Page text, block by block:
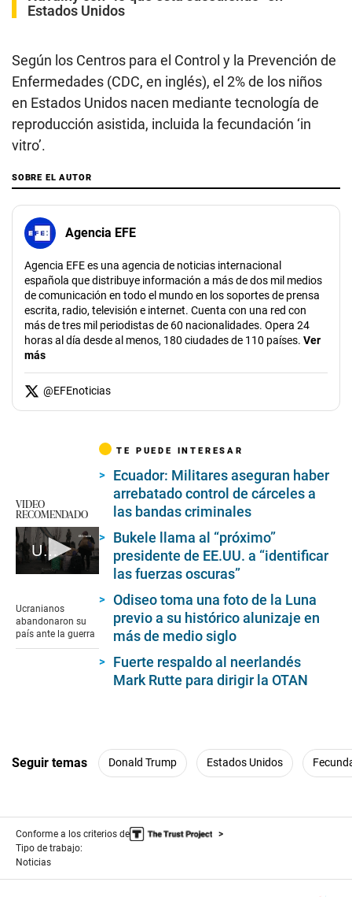
Estados Unidos
Según los Centros para el Control y la Prevención de
Enfermedades (CDC, en inglés), el 2% de los niños
en Estados Unidos nacen mediante tecnología de
reproducción asistida, incluida la fecundación ‘in
vitro’.
SOBRE EL AUTOR
Agencia EFE
Agencia EFE es una agencia de noticias internacional
española que distribuye información a más de dos mil medios
de comunicación en todo el mundo en los soportes de prensa
escrita, radio, televisión e internet. Cuenta con una red con
más de tres mil periodistas de 60 nacionalidades. Opera 24
horas al día desde al menos, 180 ciudades de 110 países. Ver
más
@EFEnoticias
VIDEO
RECOMENDADO
Ucranianos abandonaron su país ante la guerra
of
1
minute,
22
Ucranianos
abandonaron su
país ante la guerra
TE PUEDE INTERESAR
Ecuador: Militares aseguran haber
arrebatado control de cárceles a
las bandas criminales
Bukele llama al “próximo”
presidente de EE.UU. a “identificar
las fuerzas oscuras”
Odiseo toma una foto de la Luna
previo a su histórico alunizaje en
más de medio siglo
Fuerte respaldo al neerlandés
Mark Rutte para dirigir la OTAN
Seguir temas Donald Trump Estados Unidos
Conforme a los criterios de
Tipo de trabajo:
Noticias